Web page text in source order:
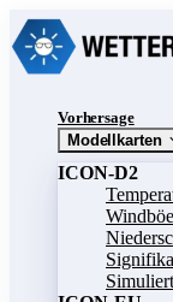
Vorhersage
Modellkarten
ICON-D2